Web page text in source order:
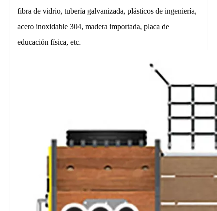
fibra de vidrio, tubería galvanizada, plásticos de ingeniería,
acero inoxidable 304, madera importada, placa de
educación física, etc.